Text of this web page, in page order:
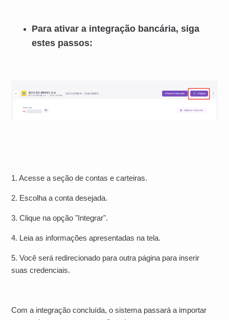
Para ativar a integração bancária, siga
estes passos:
1. Acesse a seção de contas e carteiras.
2. Escolha a conta desejada.
3. Clique na opção "Integrar".
4. Leia as informações apresentadas na tela.
5. Você será redirecionado para outra página para inserir
suas credenciais.
Com a integração concluída, o sistema passará a importar